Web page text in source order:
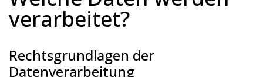
verarbeitet?
Rechtsgrundlagen der
Datenverarbeitung